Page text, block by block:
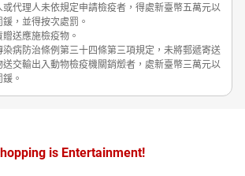
代理人未依規定申請檢疫者，得處新臺幣五萬元以
鍰，並得按次處罰。
送應施檢疫物。
染病防治條例第三十四條第三項規定，未將郵遞寄送
交輸出入動物檢疫機關銷燬者，處新臺幣三萬元以
。
is Entertainment!